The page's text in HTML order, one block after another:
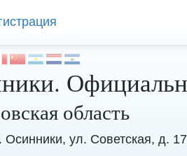
область
Осинники, ул. Советская, д.